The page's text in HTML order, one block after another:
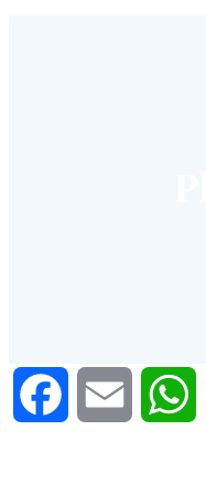
Facebook Email